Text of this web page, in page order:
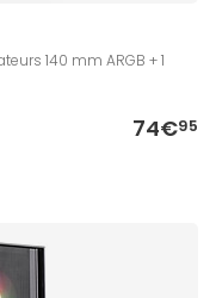
140 mm ARGB + 1
74€95